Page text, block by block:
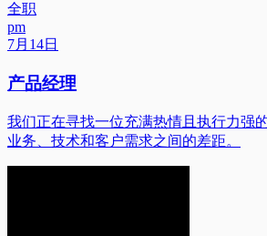
全职
pm
7月14日
产品经理
我们正在寻找一位充满热情且执行力强
业务、技术和客户需求之间的差距。